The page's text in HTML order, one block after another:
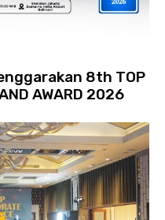
8th TOP
AWARD 2026